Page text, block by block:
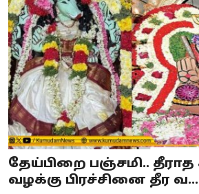
தேய்பிறை பஞ்சமி..
வழக்கு பிரச்சினை தீர வ...